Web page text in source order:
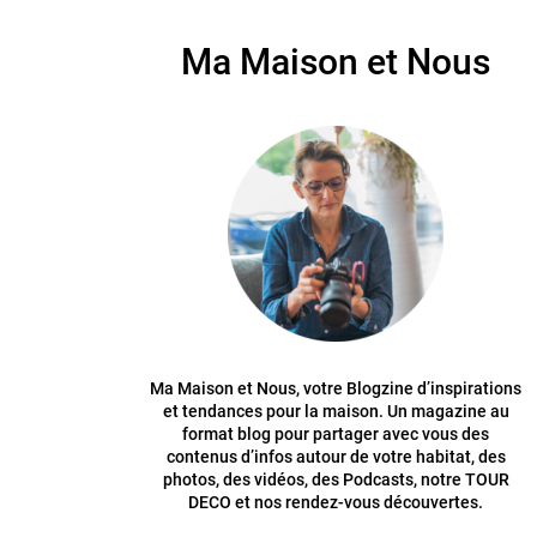
Ma Maison et Nous
Ma Maison et Nous, votre Blogzine d’inspirations
et tendances pour la maison. Un magazine au
format blog pour partager avec vous des
contenus d’infos autour de votre habitat, des
photos, des vidéos, des Podcasts, notre TOUR
DECO et nos rendez-vous découvertes.